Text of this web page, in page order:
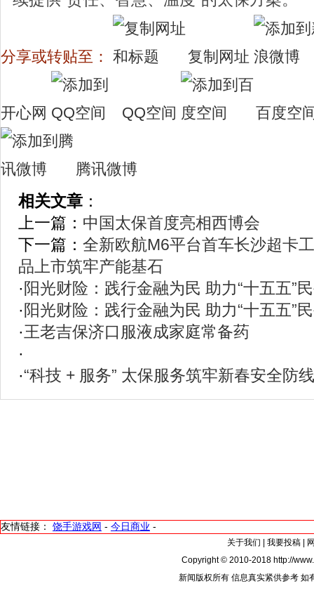
分享或转贴至： 复制网址
开心网 QQ空间 百度空
腾讯微博
相关文章 ：
上一篇： 中国太保首度亮相西博会
下一篇： 全新欧航M6平台首车长沙超卡
品上市筑牢产能基石
·阳光财险：践行金融为民 助力“十五五”
·阳光财险：践行金融为民 助力“十五五”
·王老吉保济口服液成家庭常备药
·
·“科技 + 服务” 太保服务筑牢新春安全防线
友情链接： 饶手游戏网 - 今日商业 -
关于我们 | 我要投稿|
Copyright © 2010-2018 http://
新闻版权所有 信息真实紧供参考